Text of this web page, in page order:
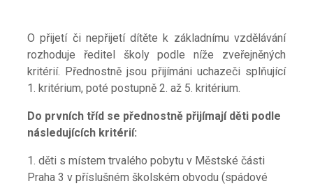
O přijetí či nepřijetí dítěte k základnímu vzdělávání
rozhoduje ředitel školy podle níže zveřejněných
kritérií. Přednostně jsou přijímáni uchazeči splňující
1. kritérium, poté postupně 2. až 5. kritérium.
Do prvních tříd se přednostně přijímají děti podle
následujících kritérií:
1. děti s místem trvalého pobytu v Městské části
Praha 3 v příslušném školském obvodu (spádové